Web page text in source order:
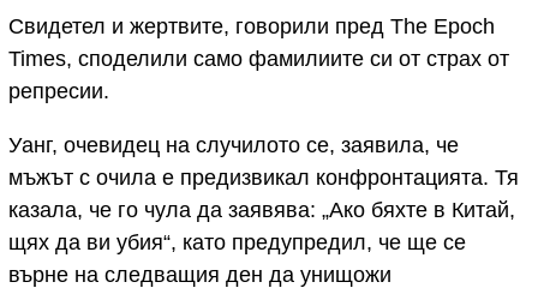
Свидетел и жертвите, говорили пред The Epoch
Times, споделили само фамилиите си от страх от
репресии.
Уанг, очевидец на случилото се, заявила, че
мъжът с очила е предизвикал конфронтацията. Тя
казала, че го чула да заявява: „Ако бяхте в Китай,
щях да ви убия“, като предупредил, че ще се
върне на следващия ден да унищожи